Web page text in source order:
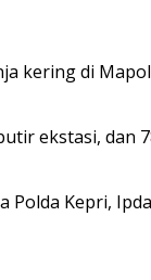
kering di
ekstasi, dan
Kepri,